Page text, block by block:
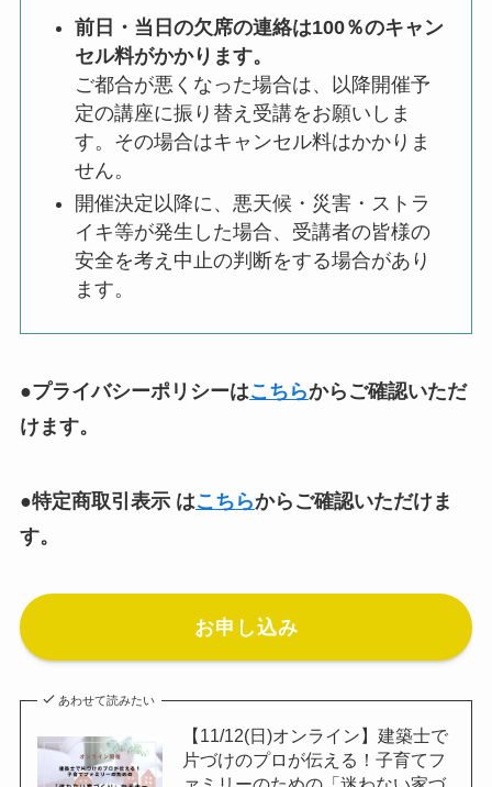
前日・当日の欠席の連絡は100％のキャン
セル料がかかります。
ご都合が悪くなった場合は、以降開催予
定の講座に振り替え受講をお願いしま
す。その場合はキャンセル料はかかりま
せん。
開催決定以降に、悪天候・災害・ストラ
イキ等が発生した場合、受講者の皆様の
安全を考え中止の判断をする場合があり
ます。
●プライバシーポリシーはこちらからご確認いただ
けます。
●特定商取引表示 はこちらからご確認いただけま
す。
お申し込み
あわせて読みたい
【11/12(日)オンライン】建築士で
片づけのプロが伝える！子育てフ